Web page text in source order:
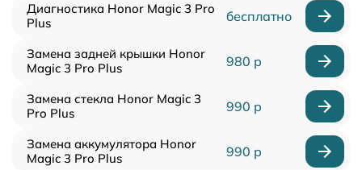
Диагностика Honor Magic 3 Pro
Plus
бесплатно
Замена задней крышки Honor
Magic 3 Pro Plus
980 р
Замена стекла Honor Magic 3
Pro Plus
990 р
Замена аккумулятора Honor
Magic 3 Pro Plus
990 р